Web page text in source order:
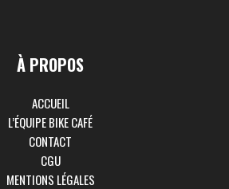
À PROPOS
ACCUEIL
L’ÉQUIPE BIKE CAFÉ
CONTACT
CGU
MENTIONS LÉGALES